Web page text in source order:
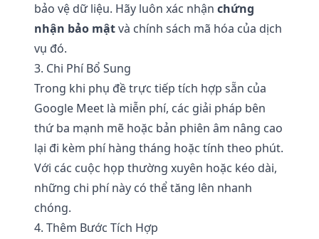
bảo vệ dữ liệu. Hãy luôn xác nhận chứng
nhận bảo mậtvà chính sách mã hóa của dịch
vụ đó.
3. Chi Phí Bổ Sung
Trong khi phụ đề trực tiếp tích hợp sẵn của
Google Meet là miễn phí, các giải pháp bên
thứ ba mạnh mẽ hoặc bản phiên âm nâng cao
lại đi kèm phí hàng tháng hoặc tính theo phút.
Với các cuộc họp thường xuyên hoặc kéo dài,
những chi phí này có thể tăng lên nhanh
chóng.
4. Thêm Bước Tích Hợp